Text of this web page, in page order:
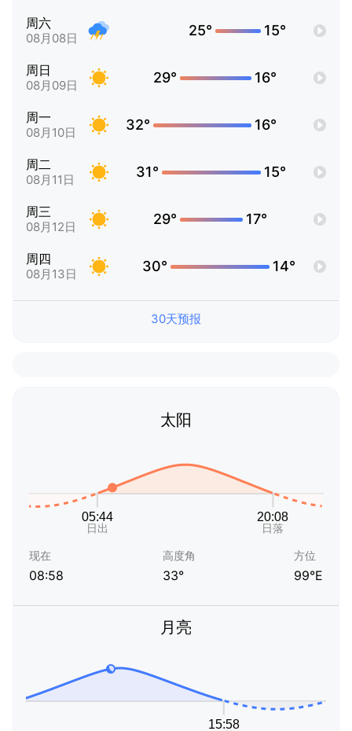
周六
08月08日 25° 15°
周日
08月09日 29° 16°
周一
08月10日 32° 16°
周二
08月11日 31° 15°
周三
08月12日 29° 17°
周四
08月13日 30° 14°
30天预报
太阳
现在
08:58
高度角
33°
方位
99°E
月亮